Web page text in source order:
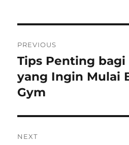
navigation
PREVIOUS
Previous
post:
Tips Penting bagi
yang Ingin Mulai
Gym
NEXT